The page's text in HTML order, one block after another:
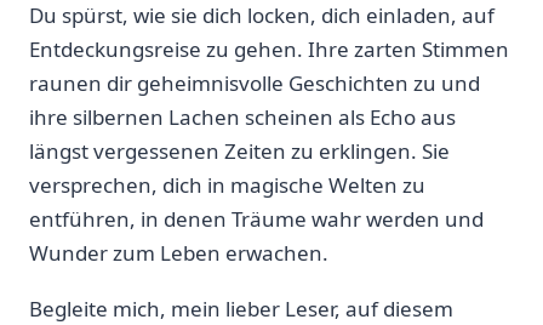
Du spürst, wie ​sie dich locken, dich einladen, auf
Entdeckungsreise zu gehen. Ihre zarten⁢ Stimmen ​
raunen⁣ dir geheimnisvolle Geschichten zu‌ und
ihre silbernen Lachen scheinen als Echo aus
⁤längst vergessenen Zeiten zu⁤ erklingen. Sie⁤
versprechen, dich in magische Welten zu
entführen,⁢ in denen Träume wahr werden und
Wunder zum Leben ⁢erwachen.
Begleite mich, mein lieber Leser, auf diesem